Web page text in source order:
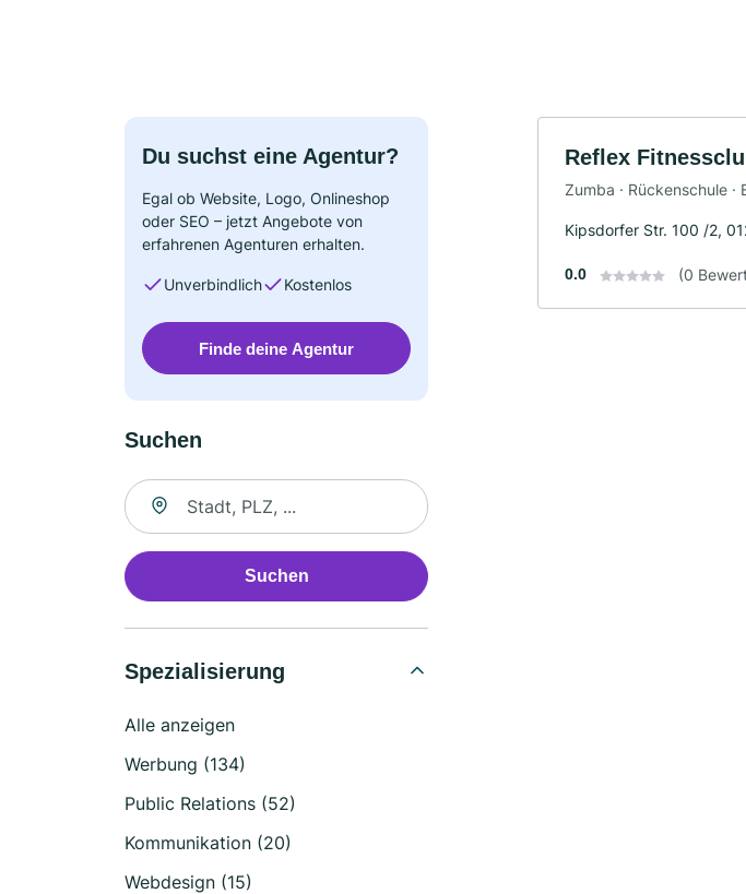
Du suchst eine Agentur?
Egal ob Website, Logo, Onlineshop
oder SEO – jetzt Angebote von
erfahrenen Agenturen erhalten.
Unverbindlich Kostenlos
Finde deine Agentur
Suchen
Suche nach Ort
Suchen
Spezialisierung
Alle anzeigen
Werbung (134)
Public Relations (52)
Kommunikation (20)
Webdesign (15)
Reflex
Zumba · Rückenschule ·
Kipsdorfer Str. 100 /2,
0.0 (0